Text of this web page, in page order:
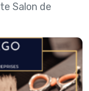
Salon de